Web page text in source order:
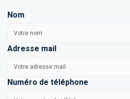
Nom
Adresse mail
Numéro de téléphone